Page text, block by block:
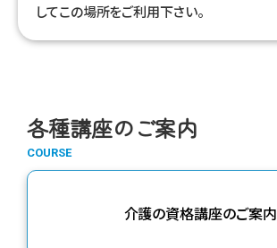
してこの場所をご利用下さい。
各種講座のご案内
介護の資格講座のご案内